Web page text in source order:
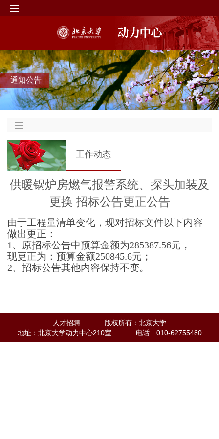
通知公告
工作动态
供暖锅炉房燃气报警系统、探头加装及
更换 招标公告更正公告
由于工程量清单变化，现对招标文件以下内容
做出更正：
1 、原招标公告中预算金额为285387.56元 ，
现更正为：预算金额250845.6元 ；
2、招标公告其他内容保持不变。
人才招聘
版权所有：北京大学
地址：北京大学动力中心210室
电话：010-62755480